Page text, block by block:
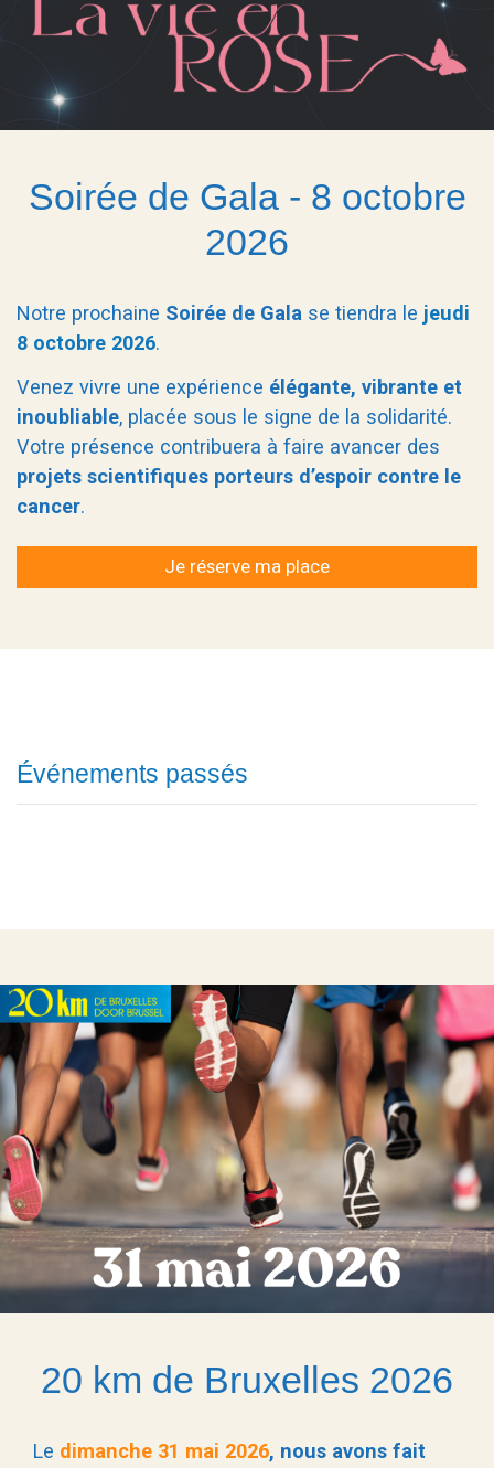
Soirée de Gala - 8 octobre
2026
Notre prochaine Soirée de Gala se tiendra le jeudi
8 octobre 2026.
Venez vivre une expérience élégante, vibrante et
inoubliable, placée sous le signe de la solidarité.
Votre présence contribuera à faire avancer des
projets scientifiques porteurs d’espoir contre le
cancer.
Je réserve ma place
Événements passés
20 km de Bruxelles 2026
Le dimanche 31 mai 2026, nous avons fait